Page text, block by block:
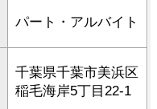
パート・アルバイト
千葉県千葉市美浜区
稲毛海岸5丁目22-1